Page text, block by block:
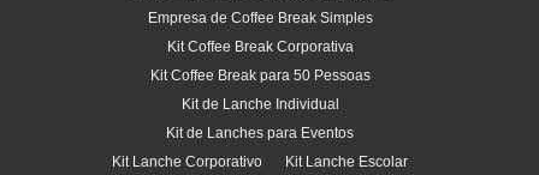
Empresa de Coffee Break Simples
Kit Coffee Break Corporativa
Kit Coffee Break para 50 Pessoas
Kit de Lanche Individual
Kit de Lanches para Eventos
Kit Lanche Corporativo
Kit Lanche Escolar